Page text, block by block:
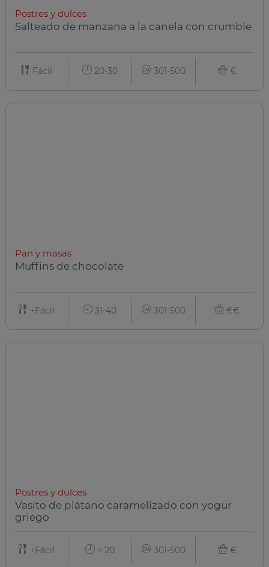
Postres y dulces
Salteado de manzana a la canela con crumble
Fácil 20-30 301-500 €
Pan y masas
Muffins de chocolate
+Fácil 31-40 301-500 €€
Postres y dulces
Vasito de plátano caramelizado con yogur
griego
+Fácil < 20 301-500 €